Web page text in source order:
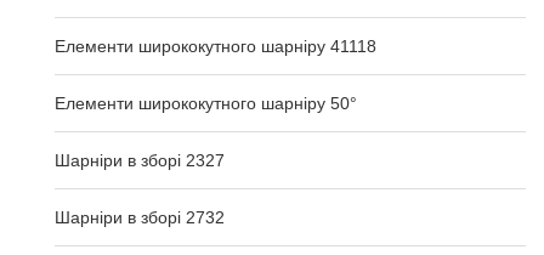
Елементи ширококутного шарніру 41118
Елементи ширококутного шарніру 50°
Шарніри в зборі 2327
Шарніри в зборі 2732